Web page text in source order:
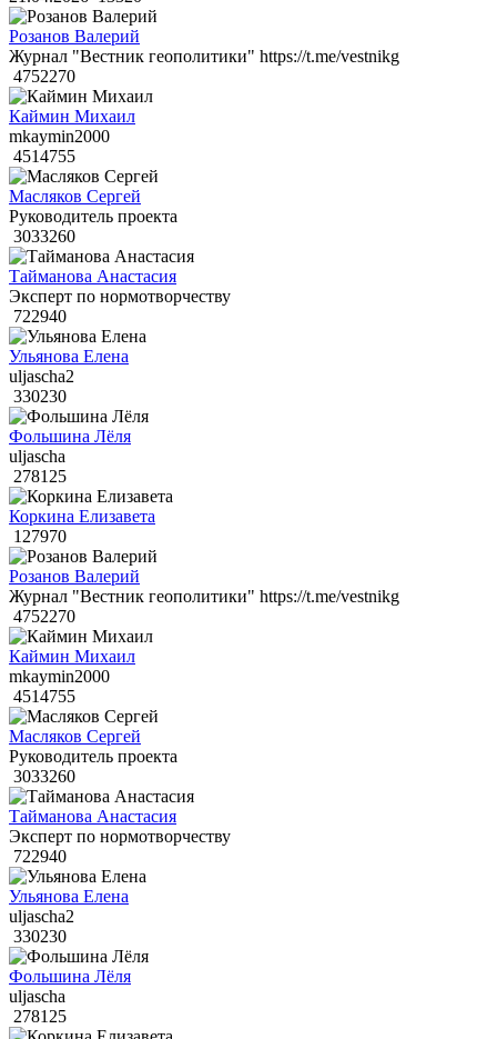
Розанов Валерий
Журнал "Вестник геополитики" https://t.me/vestnikg
4752270
Каймин Михаил
mkaymin2000
4514755
Масляков Сергей
Руководитель проекта
3033260
Тайманова Анастасия
Эксперт по нормотворчеству
722940
Ульянова Елена
uljascha2
330230
Фольшина Лёля
uljascha
278125
Коркина Елизавета
127970
Розанов Валерий
Журнал "Вестник геополитики" https://t.me/vestnikg
4752270
Каймин Михаил
mkaymin2000
4514755
Масляков Сергей
Руководитель проекта
3033260
Тайманова Анастасия
Эксперт по нормотворчеству
722940
Ульянова Елена
uljascha2
330230
Фольшина Лёля
uljascha
278125